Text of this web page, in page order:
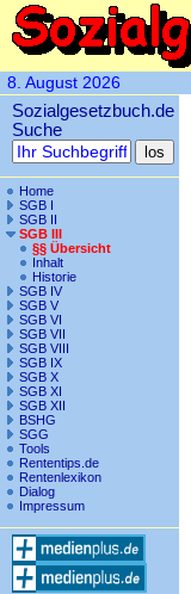
8. August 2026
Sozialgesetzbuch.de
Suche
Home
SGB I
SGB II
SGB III
§§ Übersicht
Inhalt
Historie
SGB IV
SGB V
SGB VI
SGB VII
SGB VIII
SGB IX
SGB X
SGB XI
SGB XII
BSHG
SGG
Tools
Rententips.de
Rentenlexikon
Dialog
Impressum